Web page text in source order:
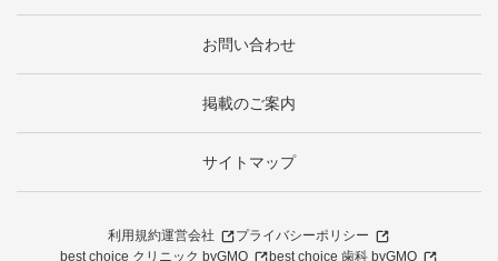
お問い合わせ
掲載のご案内
サイトマップ
利用規約運営会社
プライバシーポリシー
best choice クリニック byGMO
best choice 歯科 byGMO